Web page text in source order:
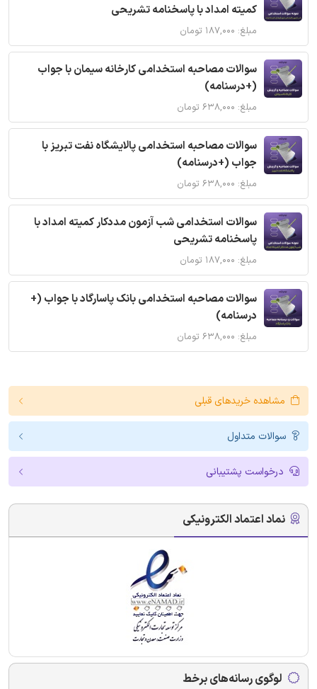
کمیته امداد با پاسخنامه تشریحی
مبلغ: ۱۸۷,۰۰۰ تومان
سوالات مصاحبه استخدامی کارخانه سیمان با جواب
(+درسنامه)
مبلغ: ۶۳۸,۰۰۰ تومان
سوالات مصاحبه استخدامی پالایشگاه نفت تبریز با
جواب (+درسنامه)
مبلغ: ۶۳۸,۰۰۰ تومان
سوالات استخدامی شب آزمون مددکار کمیته امداد با
پاسخنامه تشریحی
مبلغ: ۱۸۷,۰۰۰ تومان
سوالات مصاحبه استخدامی بانک پاسارگاد با جواب (+
درسنامه)
مبلغ: ۶۳۸,۰۰۰ تومان
مشاهده خریدهای قبلی
سوالات متداول
درخواست پشتیبانی
نماد اعتماد الکترونیکی
لوگوی رسانه‌های برخط